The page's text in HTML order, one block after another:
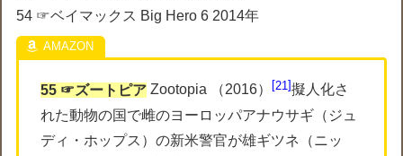
54 ☞ベイマックス Big Hero 6 2014年
55 ☞ズートピア Zootopia （2016） 21 擬人化さ
れた動物の国で雌のヨーロッパアナウサギ（ジュ
ディ・ホップス）の新米警官が雄ギツネ（ニッ